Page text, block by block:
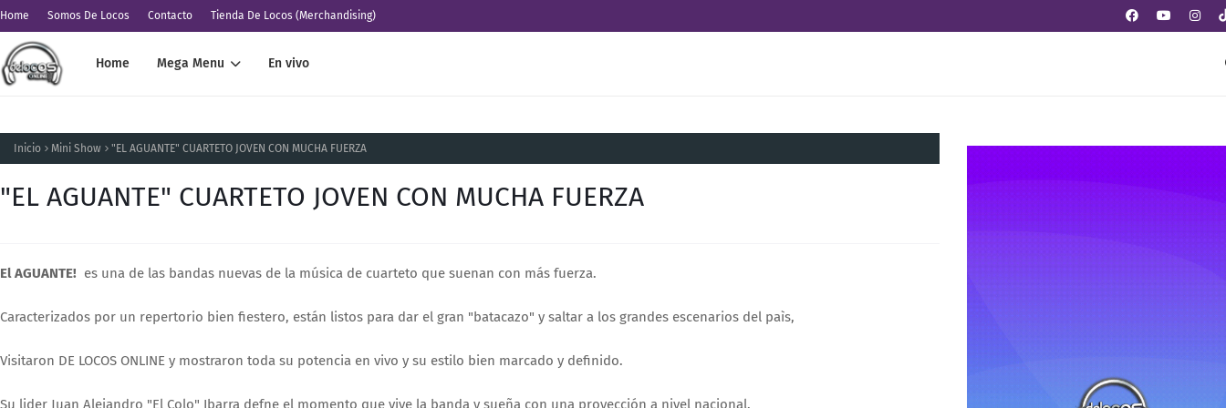
Home Somos De Locos Contacto Tienda De Locos (Merchandising)
Home Mega Menu En vivo
Inicio Mini Show "EL AGUANTE" CUARTETO JOVEN CON MUCHA FUERZA
"EL AGUANTE" CUARTETO JOVEN CON MUCHA FUERZA
El AGUANTE! es una de las bandas nuevas de la música de cuarteto que suenan con más fuerza.
Caracterizados por un repertorio bien fiestero, están listos para dar el gran "batacazo" y saltar a los grandes escenarios del paìs,
Visitaron DE LOCOS ONLINE y mostraron toda su potencia en vivo y su estilo bien marcado y definido.
Su lider Juan Alejandro "El Colo" Ibarra defne el momento que vive la banda y sueña con una proyección a nivel nacional.